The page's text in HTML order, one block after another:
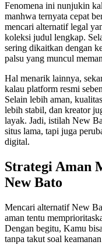
Fenomena ini nunjukin
manhwa ternyata cepat
mencari alternatif legal
koleksi judul lengkap.
sering dikaitkan dengan
palsu yang muncul
Hal menarik lainnya,
kalau platform resmi
Selain lebih aman,
lebih stabil, dan kreator
layak. Jadi, istilah New
situs lama, tapi juga
digital.
Strategi Aman
New Bato
Mencari alternatif New
aman tentu
Dengan begitu, Kamu
tanpa takut soal